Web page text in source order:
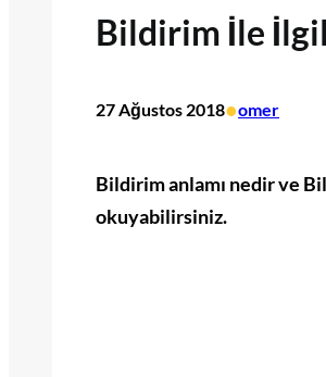
Bildirim İle
27 Ağustos 2018•omer
Bildirim anlamı nedir ve
okuyabilirsiniz.